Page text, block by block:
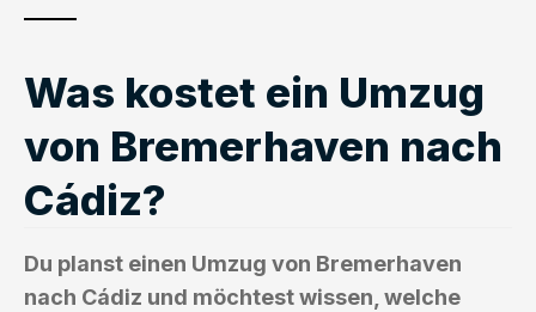
Was kostet ein Umzug
von Bremerhaven nach
Cádiz?
Du planst einen Umzug von Bremerhaven
nach Cádiz und möchtest wissen, welche